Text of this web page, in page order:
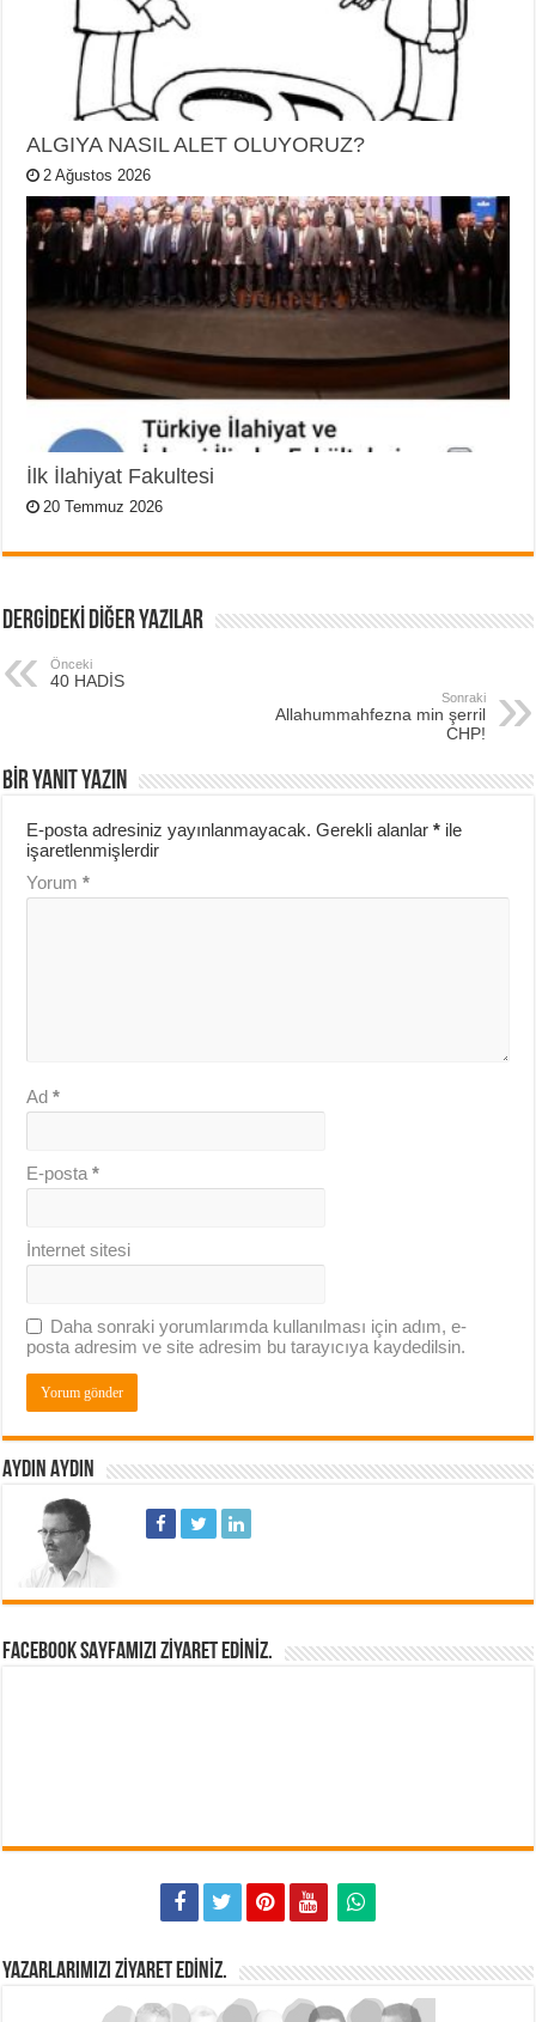
ALGIYA NASIL ALET OLUYORUZ?
2 Ağustos 2026
İlk İlahiyat Fakultesi
20 Temmuz 2026
DERGİDEKİ DİĞER YAZILAR
Önceki
40 HADİS
Sonraki
Allahummahfezna min şerril
CHP!
BIR YANIT YAZIN
E-posta adresiniz yayınlanmayacak. Gerekli alanlar* ile
işaretlenmişlerdir
Yorum*
Ad*
E-posta*
İnternet sitesi
Daha sonraki yorumlarımda kullanılması için adım, e-
posta adresim ve site adresim bu tarayıcıya kaydedilsin.
AYDIN AYDIN
FACEBOOK SAYFAMIZI ZIYARET EDINIZ.
YAZARLARIMIZI ZIYARET EDINIZ.